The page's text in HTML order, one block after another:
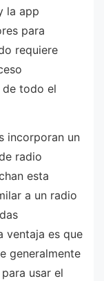
la app
para
requiere
de todo el
incorporan un
radio
esta
a un radio
ventaja es que
generalmente
usar el